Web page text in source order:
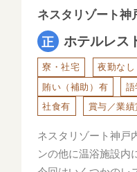
ネスタリゾート神
ホテルレス
寮・社宅 夜勤なし
賄い（補助）有
語
社食有
賞与／業績
ネスタリゾート神戸
ンの他に温浴施設内